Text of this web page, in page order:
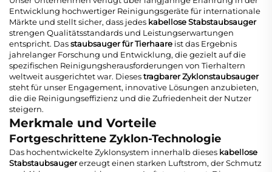
Entwicklung hochwertiger Reinigungsgeräte für internationale
Märkte und stellt sicher, dass jedes kabellose Stabstaubsauger
strengen Qualitätsstandards und Leistungserwartungen
entspricht. Dasstaubsauger für Tierhaare ist das Ergebnis
jahrelanger Forschung und Entwicklung, die gezielt auf die
spezifischen Reinigungsherausforderungen von Tierhaltern
weltweit ausgerichtet war. Diesestragbarer Zyklonstaubsauger
steht für unser Engagement, innovative Lösungen anzubieten,
die die Reinigungseffizienz und die Zufriedenheit der Nutzer
steigern.
Merkmale und Vorteile
Fortgeschrittene Zyklon-Technologie
Das hochentwickelte Zyklonsystem innerhalb dieses kabellose
Stabstaubsaugererzeugt einen starken Luftstrom, der Schmutz